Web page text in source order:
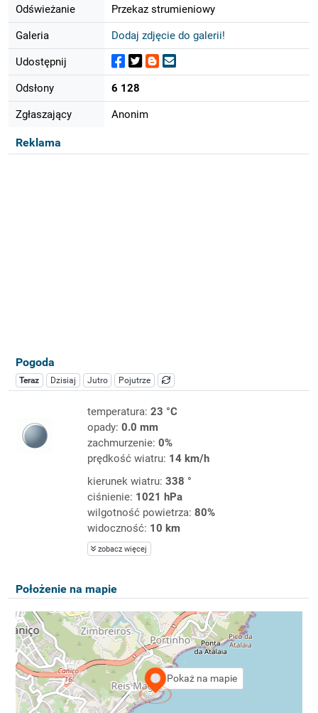
Odświeżanie Przekaz strumieniowy
Galeria Dodaj zdjęcie do galerii!
Udostępnij
Odsłony 6 128
Zgłaszający Anonim
Reklama
Pogoda
Teraz Dzisiaj Jutro Pojutrze
temperatura: 23 °C
opady: 0.0 mm
zachmurzenie: 0%
prędkość wiatru: 14 km/h
kierunek wiatru: 338 °
ciśnienie: 1021 hPa
wilgotność powietrza: 80%
widoczność: 10 km
zobacz więcej
Położenie na mapie
Pokaż na mapie